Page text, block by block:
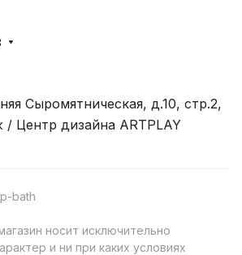
Сыромятническая, д.10, стр.2,
/ Центр дизайна ARTPLAY
bath
носит исключительно
и ни при каких условиях